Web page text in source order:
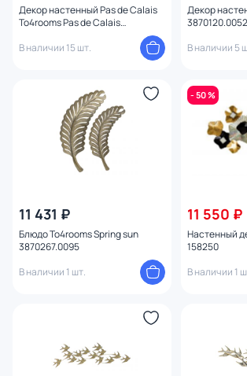
Декор настенный Pas de Calais
To4rooms Pas de Calais
В наличии 15 шт.
Декор
3870120.0052
В наличии 5
11 431 ₽
Блюдо To4rooms Spring sun
3870267.0095
В наличии 1 шт.
- 50 %
11 550 ₽
Настенный
158250
В наличии 1